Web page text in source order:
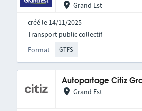
Grand Est
créé le 14/11/2025
Format GTFS
Transport public collectif
Autopartage Citiz
Grand Est